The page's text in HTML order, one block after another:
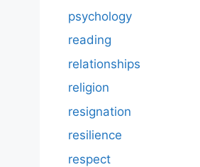
psychology
reading
relationships
religion
resignation
resilience
respect